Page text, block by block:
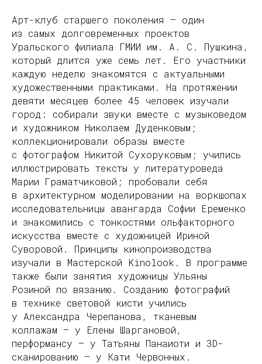
Арт-клуб старшего поколения — один
из самых долговременных проектов
Уральского филиала ГМИИ им. А. С. Пушкина,
который длится уже семь лет. Его участники
каждую неделю знакомятся с актуальными
художественными практиками. На протяжении
девяти месяцев более 45 человек изучали
город: собирали звуки вместе с музыковедом
и художником Николаем Дуденковым;
коллекционировали образы вместе
с фотографом Никитой Сухоруковым; учились
иллюстрировать тексты у литературоведа
Марии Граматчиковой; пробовали себя
в архитектурном моделировании на воркшопах
исследовательницы авангарда Софии Еременко
и знакомились с тонкостями ольфакторного
искусства вместе с художницей Ириной
Суворовой. Принципы кинопроизводства
изучали в Мастерской Kinolook. В программе
также были занятия художницы Ульяны
Розиной по вязанию. Созданию фотографий
в технике световой кисти учились
у Александра Черепанова, тканевым
коллажам — у Елены Шаргановой,
перформансу — у Татьяны Панаиоти и 3D-
сканированию — у Кати Червонных.